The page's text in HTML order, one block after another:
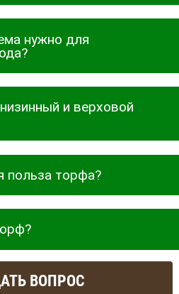
нужно для
и верховой
польза торфа?
ВОПРОС